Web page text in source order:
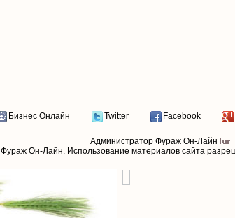
Бизнес Онлайн Twitter Facebook
Администратор Фураж Он-Лайн
Фураж Он-Лайн. Использование материалов сайта